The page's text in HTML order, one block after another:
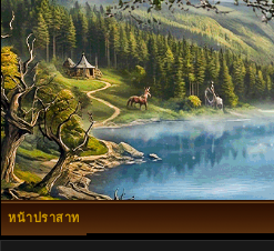
หน้าปราสาท